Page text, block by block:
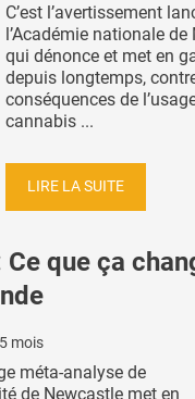
C’est l’avertissement
l’Académie nationale de
qui dénonce et met en
depuis longtemps,
conséquences de
cannabis ...
LIRE LA SUITE
Ce que ça
mois
méta-analyse de
de Newcastle met en